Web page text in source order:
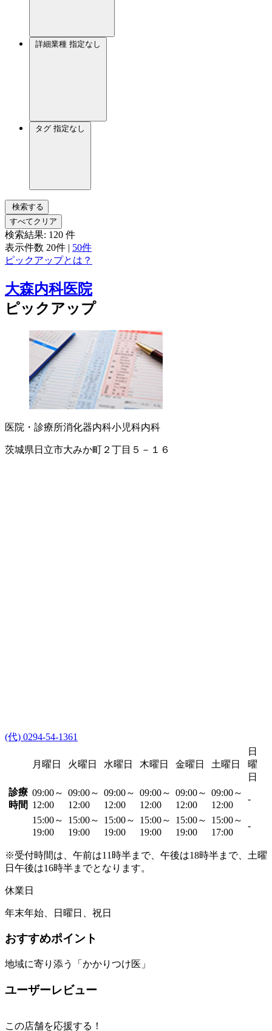
詳細業種 指定なし
タグ 指定なし
検索する
すべてクリア
検索結果: 120 件
表示件数 20件 | 50件
ピックアップとは？
大森内科医院
ピックアップ
医院・診療所消化器内科小児科内科
茨城県日立市大みか町２丁目５－１６
(代) 0294-54-1361
月曜日 火曜日 水曜日 木曜日 金曜日 土曜日
日
曜
日
診療
時間
09:00～
12:00
09:00～
12:00
09:00～
12:00
09:00～
12:00
09:00～
12:00
09:00～
12:00
-
15:00～
19:00
15:00～
19:00
15:00～
19:00
15:00～
19:00
15:00～
19:00
15:00～
17:00
-
※受付時間は、午前は11時半まで、午後は18時半まで、土曜
日午後は16時半までとなります。
休業日
年末年始、日曜日、祝日
おすすめポイント
地域に寄り添う「かかりつけ医」
ユーザーレビュー
この店舗を応援する！